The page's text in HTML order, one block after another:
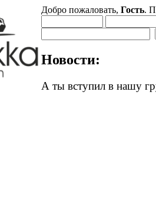
Добро пожаловать, Гость.
Новости:
А ты вступил в нашу